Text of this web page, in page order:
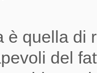
è quella di
del